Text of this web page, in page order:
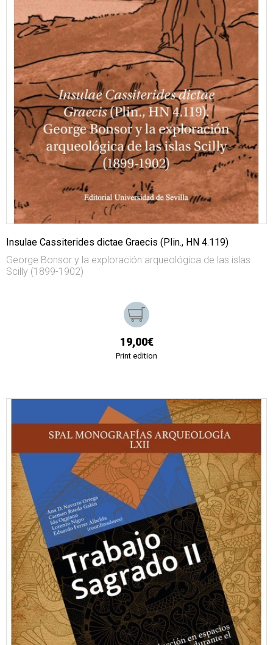
Insulae Cassiterides dictae Graecis (Plin., HN 4.119)
George Bonsor y la exploración arqueológica de las islas
Scilly (1899-1902)
19,00€
Print edition